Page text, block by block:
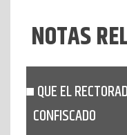
NOTAS
QUE EL
CONFISCADO